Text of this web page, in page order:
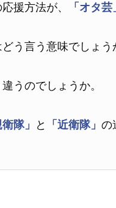
援方法が、 「オタ芸
どう言う意味でしょう
うのでしょうか。
衛隊」 と 「近衛隊」の